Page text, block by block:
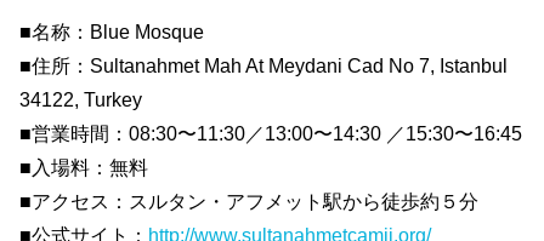
■名称：Blue Mosque
■住所：Sultanahmet Mah At Meydani Cad No 7, Istanbul
34122, Turkey
■営業時間：08:30〜11:30／13:00〜14:30 ／15:30〜16:45
■入場料：無料
■アクセス：スルタン・アフメット駅から徒歩約５分
■公式サイト： http://www.sultanahmetcamii.org/